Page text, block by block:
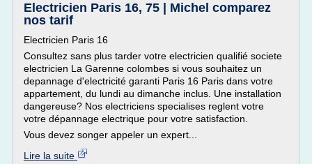
Electricien Paris 16, 75 | Michel comparez
nos tarif
Electricien Paris 16
Consultez sans plus tarder votre electricien qualifié societe
electricien La Garenne colombes si vous souhaitez un
depannage d'electricité garanti Paris 16 Paris dans votre
appartement, du lundi au dimanche inclus. Une installation
dangereuse? Nos electriciens specialises reglent votre
votre dépannage electrique pour votre satisfaction.
Vous devez songer appeler un expert...
Lire la suite